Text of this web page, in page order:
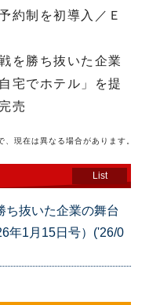
約制を初導入／Ｅ
を勝ち抜いた企業
宅でホテル」を提
売
現在は異なる場合があります。
List
抜いた企業の舞台
年1月15日号）('26/0